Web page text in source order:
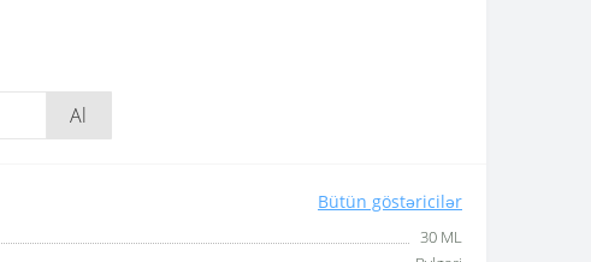
Al
Bütün göstəricilər
30 ML